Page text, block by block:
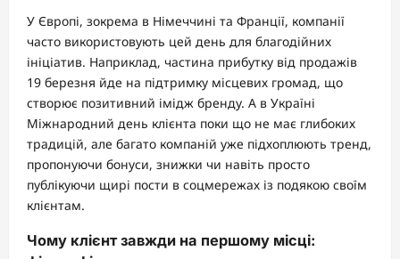
У Європі, зокрема в Німеччині та Франції, компанії
часто використовують цей день для благодійних
ініціатив. Наприклад, частина прибутку від продажів
19 березня йде на підтримку місцевих громад, що
створює позитивний імідж бренду. А в Україні
Міжнародний день клієнта поки що не має глибоких
традицій, але багато компаній уже підхоплюють тренд,
пропонуючи бонуси, знижки чи навіть просто
публікуючи щирі пости в соцмережах із подякою своїм
клієнтам.
Чому клієнт завжди на першому місці: